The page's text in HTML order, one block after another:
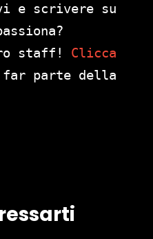
e scrivere su
staff! Clicca
far parte della